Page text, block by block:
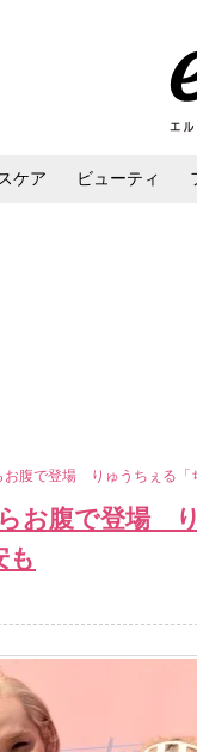
ケア ビューティ
お腹で登場 りゅうちぇる「
お腹で登場
も